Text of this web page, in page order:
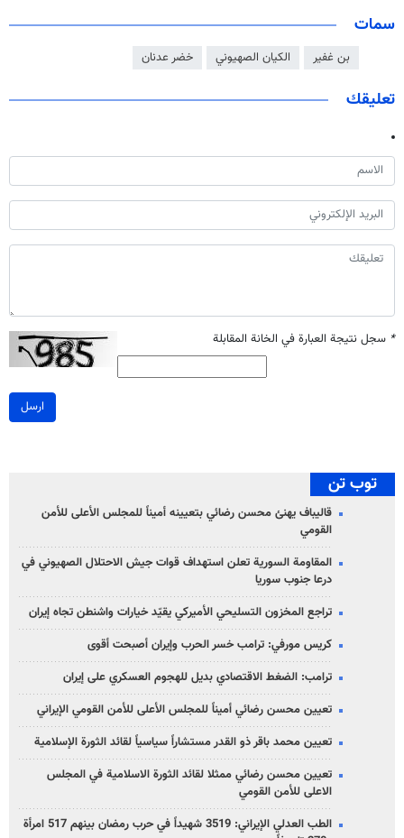
سمات
بن غفیر الكيان الصهيوني خضر عدنان
تعليقك
* سجل نتيجة العبارة في الخانة المقابلة
ارسل
توب تن
قاليباف يهنئ محسن رضائي بتعيينه أميناً للمجلس الأعلى للأمن
القومي
المقاومة السورية تعلن استهداف قوات جيش الاحتلال الصهيوني في
درعا جنوب سوريا
تراجع المخزون التسليحي الأميركي يقيّد خيارات واشنطن تجاه إيران
كريس مورفي: ترامب خسر الحرب وإيران أصبحت أقوى
ترامب: الضغط الاقتصادي بديل للهجوم العسكري على إيران
تعيين محسن رضائي أميناً للمجلس الأعلى للأمن القومي الإيراني
تعيين محمد باقر ذو القدر مستشاراً سياسياً لقائد الثورة الإسلامية
تعيين محسن رضائي ممثلا لقائد الثورة الاسلامية في المجلس
الاعلى للأمن القومي
الطب العدلي الإيراني: 3519 شهيداً في حرب رمضان بينهم 517 امرأة